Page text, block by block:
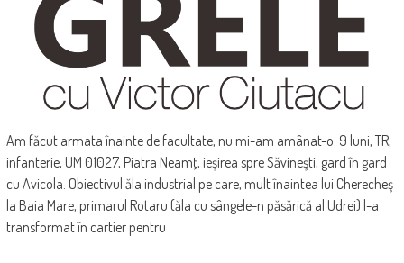
Am făcut armata înainte de facultate, nu mi-am amânat-o. 9 luni, TR,
infanterie, UM 01027, Piatra Neamţ, ieşirea spre Săvineşti, gard în gard
cu Avicola. Obiectivul ăla industrial pe care, mult înaintea lui Cherecheş
la Baia Mare, primarul Rotaru (ăla cu sângele-n păsărică al Udrei) l-a
transformat în cartier pentru